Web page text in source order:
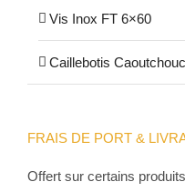
Vis Inox FT 6×60
Caillebotis Caoutchouc
FRAIS DE PORT &
Offert sur certains produits